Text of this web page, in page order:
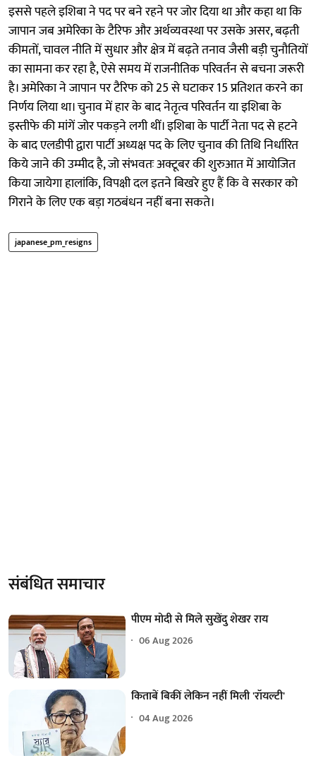
इससे पहले इशिबा ने पद पर बने रहने पर जोर दिया था और कहा था कि
जापान जब अमेरिका के टैरिफ और अर्थव्यवस्था पर उसके असर, बढ़ती
कीमतों, चावल नीति में सुधार और क्षेत्र में बढ़ते तनाव जैसी बड़ी चुनौतियों
का सामना कर रहा है, ऐसे समय में राजनीतिक परिवर्तन से बचना जरूरी
है। अमेरिका ने जापान पर टैरिफ को 25 से घटाकर 15 प्रतिशत करने का
निर्णय लिया था। चुनाव में हार के बाद नेतृत्व परिवर्तन या इशिबा के
इस्तीफे की मांगें जोर पकड़ने लगी थीं। इशिबा के पार्टी नेता पद से हटने
के बाद एलडीपी द्वारा पार्टी अध्यक्ष पद के लिए चुनाव की तिथि निर्धारित
किये जाने की उम्मीद है, जो संभवतः अक्टूबर की शुरुआत में आयोजित
किया जायेगा हालांकि, विपक्षी दल इतने बिखरे हुए हैं कि वे सरकार को
गिराने के लिए एक बड़ा गठबंधन नहीं बना सकते।
japanese_pm_resigns
संबंधित समाचार
पीएम मोदी से मिले सुखेंदु शेखर राय
06 Aug 2026
किताबें बिकीं लेकिन नहीं मिली 'रॉयल्टी'
04 Aug 2026